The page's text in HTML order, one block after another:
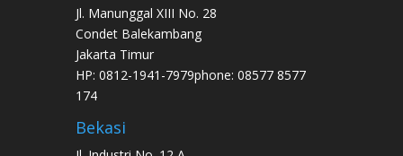
Jl. Manunggal XIII No. 28
Condet Balekambang
Jakarta Timur
HP: 0812-1941-7979phone: 08577 8577
174
Bekasi